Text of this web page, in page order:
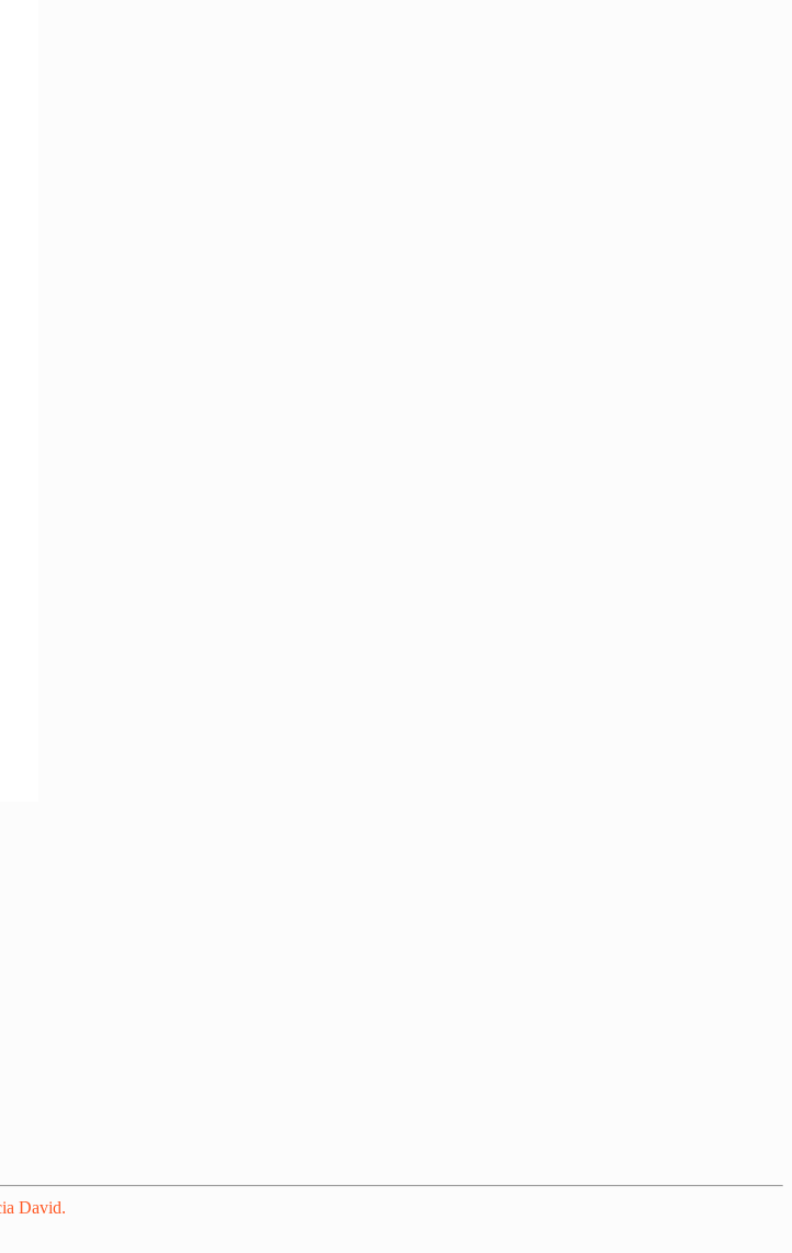
David.